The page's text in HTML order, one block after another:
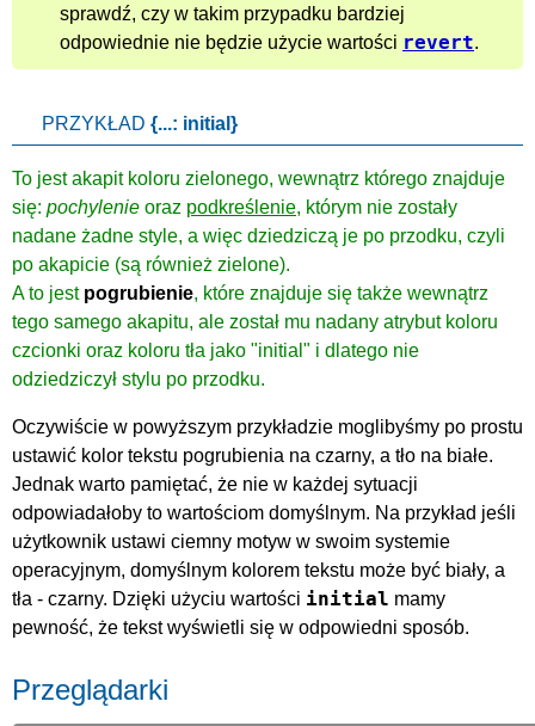
sprawdź, czy w takim przypadku bardziej
odpowiednie nie będzie użycie wartości revert.
PRZYKŁAD {...: initial}
To jest akapit koloru zielonego, wewnątrz którego znajduje
się: pochylenie oraz podkreślenie, którym nie zostały
nadane żadne style, a więc dziedziczą je po przodku, czyli
po akapicie (są również zielone).
A to jest pogrubienie, które znajduje się także wewnątrz
tego samego akapitu, ale został mu nadany atrybut koloru
czcionki oraz koloru tła jako "initial" i dlatego nie
odziedziczył stylu po przodku.
Oczywiście w powyższym przykładzie moglibyśmy po prostu
ustawić kolor tekstu pogrubienia na czarny, a tło na białe.
Jednak warto pamiętać, że nie w każdej sytuacji
odpowiadałoby to wartościom domyślnym. Na przykład jeśli
użytkownik ustawi ciemny motyw w swoim systemie
operacyjnym, domyślnym kolorem tekstu może być biały, a
tła - czarny. Dzięki użyciu wartości initial mamy
pewność, że tekst wyświetli się w odpowiedni sposób.
Przeglądarki